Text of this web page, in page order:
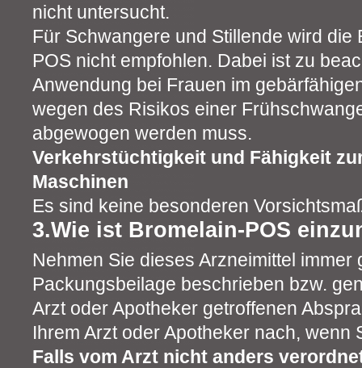
nicht untersucht.
Für Schwangere und Stillende wird die
POS nicht empfohlen. Dabei ist zu
Anwendung bei Frauen im
wegen des Risikos einer
abgewogen werden muss.
Verkehrstüchtigkeit und Fähigkeit
Maschinen
Es sind keine besonderen
3.Wie ist Bromelain-POS
Nehmen Sie dieses Arzneimittel immer
Packungsbeilage beschrieben bzw.
Arzt oder Apotheker getroffenen
Ihrem Arzt oder Apotheker nach, wenn
Falls vom Arzt nicht anders